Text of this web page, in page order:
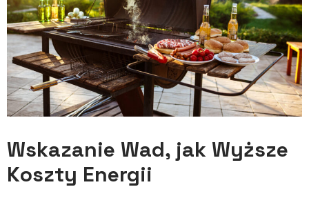
Wskazanie Wad, jak Wyższe
Koszty Energii